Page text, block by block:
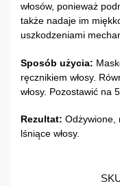
włosów, ponieważ
także nadaje im
uszkodzeniami
Sposób użycia:
ręcznikiem włosy.
włosy. Pozostawić na
Rezultat: Odżywione,
lśniące włosy.